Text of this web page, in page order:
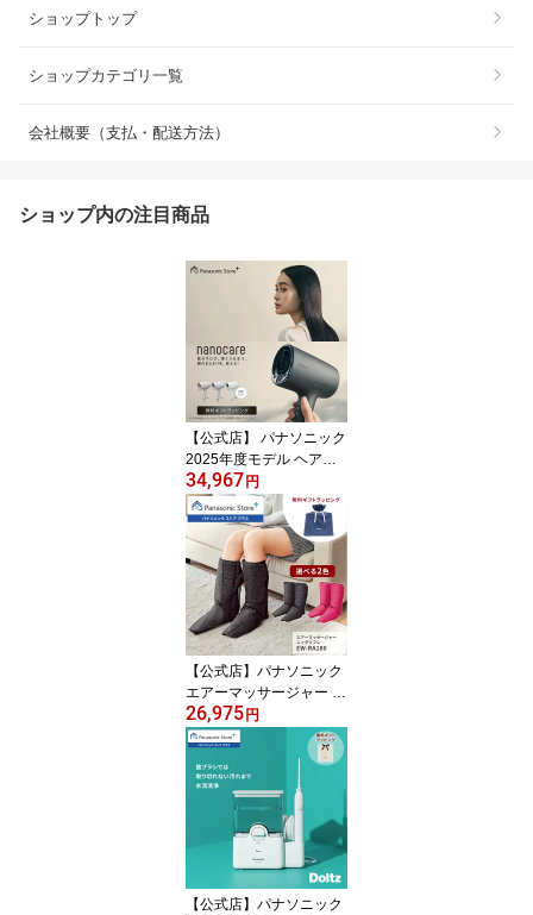
ショップトップ
ショップカテゴリ一覧
会社概要（支払・配送方法）
ショップ内の注目商品
【公式店】 パナソニック
2025年度モデル ヘアー
ドライヤー ナノケア EH-
NA0K 無料ギフトラッピ
ング 高浸透ナノイー ヘ
アケア 大風量 速乾 コン
パクト 軽量 人気 温度 高
級 潤い ツヤ まとまり ダ
メージケア UVケア 送料
無料
34,967 円
【公式店】パナソニック
エアーマッサージャー レ
ッグリフレ 選べる2色 E
W-RA180 無料ギフトラ
ッピング マッサージ 脚
足 こり 血行促進 ふくら
はぎ 足裏 座りっぱなし
立ちっぱなし もみほぐし
温感 あんま 疲労 筋肉 リ
ラクゼーション リンパ
抗菌 送料無料
26,975 円
【公式店】パナソニック